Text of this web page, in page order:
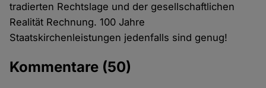
tradierten Rechtslage und der gesellschaftlichen
Realität Rechnung. 100 Jahre
Staatskirchenleistungen jedenfalls sind genug!
Kommentare (50)